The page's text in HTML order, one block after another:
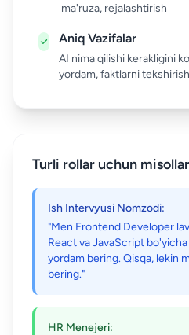
ma'ruza, rejalashtirish
Aniq Vazifalar
AI nima qilishi kerakligini
yordam, faktlarni
Turli rollar uchun
Ish Intervyusi Nomzodi:
"Men Frontend Developer
React va JavaScript
yordam bering. Qisqa, lekin
bering."
HR Menejeri: